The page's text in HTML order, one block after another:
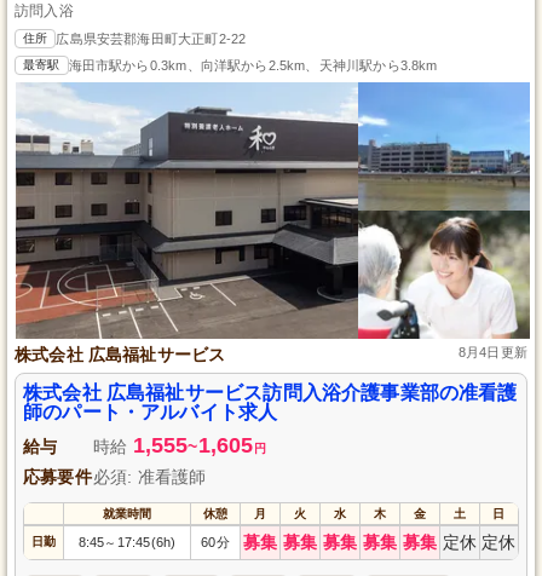
訪問入浴
住所 広島県安芸郡海田町大正町2-22
最寄駅 海田市駅から0.3km、向洋駅から2.5km、天神川駅から3.8km
株式会社 広島福祉サービス 8月4日更新
株式会社 広島福祉サービス訪問入浴介護事業部の准看護
師のパート・アルバイト求人
給与 時給 1,555~1,605 円
応募要件必須: 准看護師
就業時間 休憩 月 火 水 木 金 土 日
日勤 8:45～ 17:45(6h) 60分 募集 募集 募集 募集 募集 定休 定休